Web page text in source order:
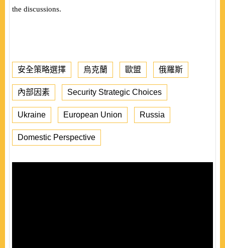
the discussions.
安全策略選擇 烏克蘭 歐盟 俄羅斯
內部因素 Security Strategic Choices
Ukraine European Union Russia
Domestic Perspective